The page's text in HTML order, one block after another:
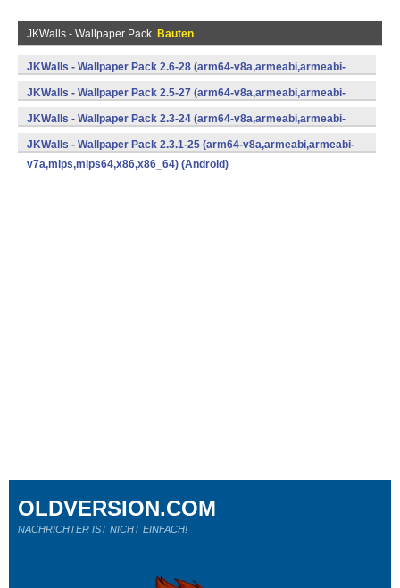
JKWalls - Wallpaper Pack Bauten
JKWalls - Wallpaper Pack 2.6-28 (arm64-v8a,armeabi,armeabi-
v7a,mips,mips64,x86,x86_64) (Android)
JKWalls - Wallpaper Pack 2.5-27 (arm64-v8a,armeabi,armeabi-
v7a,mips,mips64,x86,x86_64) (Android)
JKWalls - Wallpaper Pack 2.3-24 (arm64-v8a,armeabi,armeabi-
v7a,mips,mips64,x86,x86_64) (Android)
JKWalls - Wallpaper Pack 2.3.1-25 (arm64-v8a,armeabi,armeabi-
v7a,mips,mips64,x86,x86_64) (Android)
OLDVERSION.COM
NACHRICHTER IST NICHT EINFACH!